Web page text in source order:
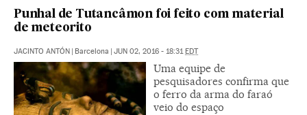
Punhal de Tutancâmon foi feito com material
de meteorito
JACINTO ANTÓN Barcelona JUN 02, 2016 - 18:31 EDT
Uma equipe de
pesquisadores confirma que
o ferro da arma do faraó
veio do espaço